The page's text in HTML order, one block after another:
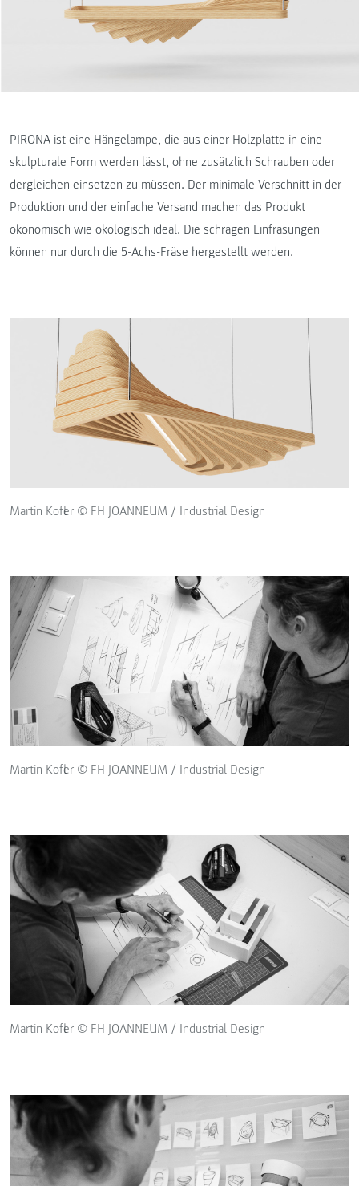
PIRONA ist eine Hängelampe, die aus einer Holzplatte in eine
skulpturale Form werden lässt, ohne zusätzlich Schrauben oder
dergleichen einsetzen zu müssen. Der minimale Verschnitt in der
Produktion und der einfache Versand machen das Produkt
ökonomisch wie ökologisch ideal. Die schrägen Einfräsungen
können nur durch die 5-Achs-Fräse hergestellt werden.
Martin Kofler © FH JOANNEUM / Industrial Design
Martin Kofler © FH JOANNEUM / Industrial Design
Martin Kofler © FH JOANNEUM / Industrial Design